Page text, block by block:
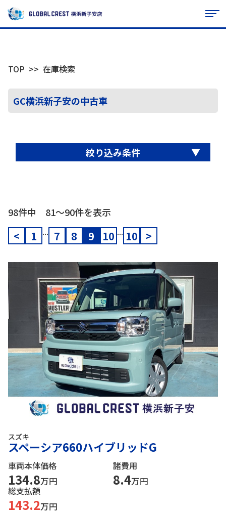
TOP 在庫検索
GC横浜新子安の中古車
絞り込み条件 ▼
98件中 81〜90件を表示
< 1 ... 7 8 9 10 ... 10 >
スズキ
スペーシア660ハイブリッドG
車両本体価格
134.8万円
諸費用
8.4万円
総支払額
143.2万円